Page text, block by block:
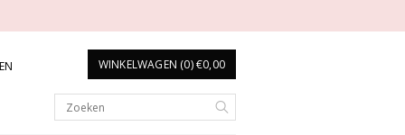
WINKELWAGEN (0) €0,00